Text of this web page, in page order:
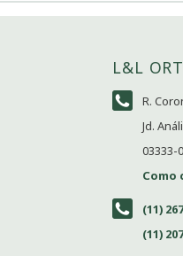
L&L
R.
Jd.
03333-
Como
(11)
(11)